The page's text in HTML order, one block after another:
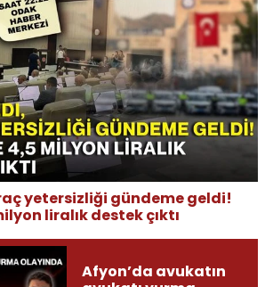
yetersizliği gündeme geldi!
liralık destek çıktı
Afyon’da avukatın